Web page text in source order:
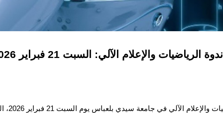
ندوة الرياضيات والإعلام الآلي: السبت 21 فبراير 2026.